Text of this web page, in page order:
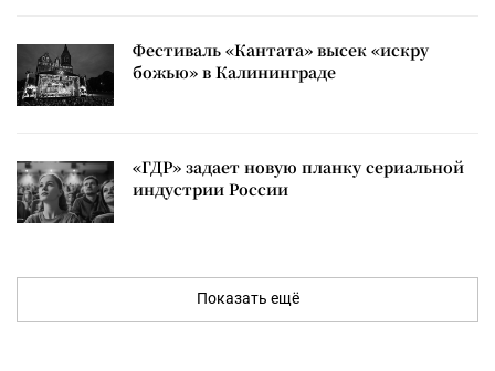
Фестиваль «Кантата» высек «искру
божью» в Калининграде
«ГДР» задает новую планку сериальной
индустрии России
Показать ещё